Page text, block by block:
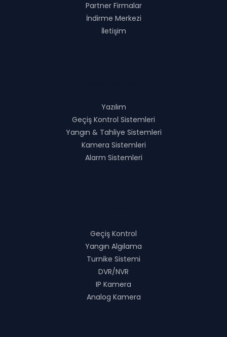
Partner Firmalar
İndirme Merkezi
İletişim
Yazılım
Geçiş Kontrol Sistemleri
Yangın & Tahliye Sistemleri
Kamera Sistemleri
Alarm Sistemleri
Geçiş Kontrol
Yangın Algılama
Turnike Sistemi
DVR/NVR
IP Kamera
Analog Kamera